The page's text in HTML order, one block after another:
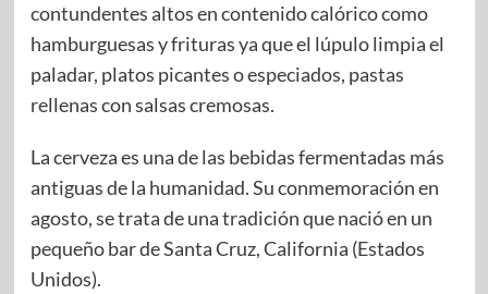
contundentes altos en contenido calórico como
hamburguesas y frituras ya que el lúpulo limpia el
paladar, platos picantes o especiados, pastas
rellenas con salsas cremosas.
La cerveza es una de las bebidas fermentadas más
antiguas de la humanidad. Su conmemoración en
agosto, se trata de una tradición que nació en un
pequeño bar de Santa Cruz, California (Estados
Unidos).